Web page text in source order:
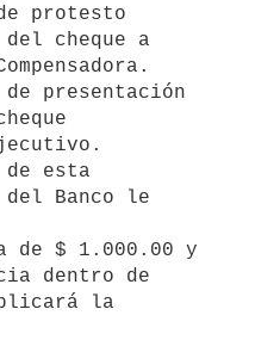
protesto
cheque a
presentación
Banco le
de $ 1.000.00 y
dentro de
la